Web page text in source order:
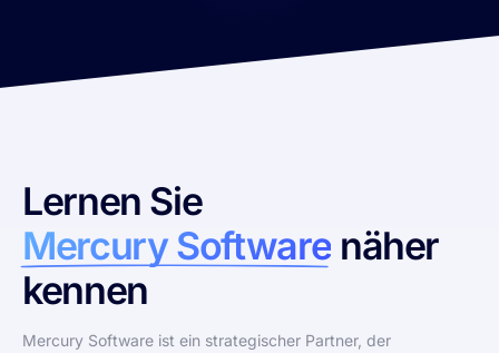
Lernen Sie
Mercury Software näher
kennen
Mercury Software ist ein strategischer Partner, der